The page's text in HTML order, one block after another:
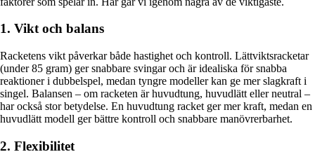
1. Vikt och balans
Racketens vikt påverkar både hastighet och kontroll. Lättviktsracketar
(under 85 gram) ger snabbare svingar och är idealiska för snabba
reaktioner i dubbelspel, medan tyngre modeller kan ge mer slagkraft i
singel. Balansen – om racketen är huvudtung, huvudlätt eller neutral –
har också stor betydelse. En huvudtung racket ger mer kraft, medan en
huvudlätt modell ger bättre kontroll och snabbare manövrerbarhet.
2. Flexibilitet